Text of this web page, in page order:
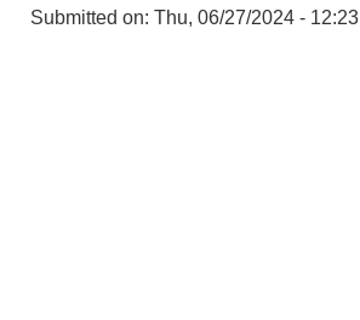
Submitted on: Thu, 06/27/2024 - 12:23